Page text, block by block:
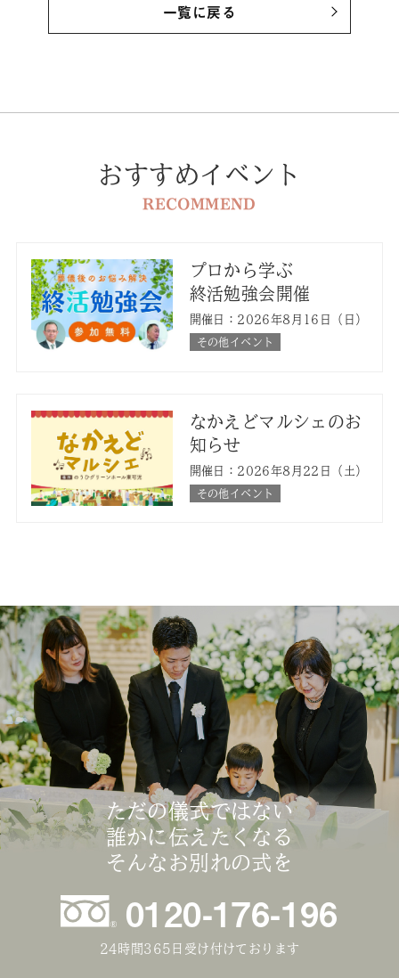
一覧に戻る
おすすめイベント
RECOMMEND
プロから学ぶ
終活勉強会開催
開催日：2026年8月16日（日）
その他イベント
なかえどマルシェのお
知らせ
開催日：2026年8月22日（土）
その他イベント
ただの儀式ではない
誰かに伝えたくなる
そんなお別れの式を
0120-176-196
24時間365日受け付けております